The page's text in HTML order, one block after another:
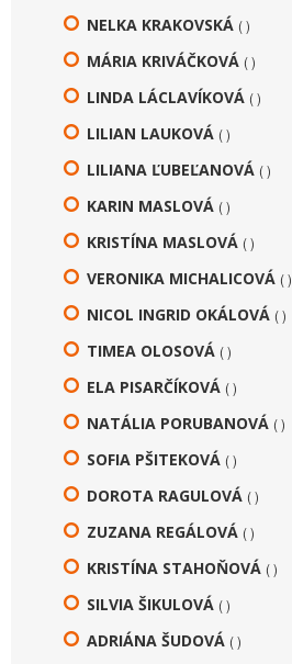
NELKA KRAKOVSKÁ ( )
MÁRIA KRIVÁČKOVÁ ( )
LINDA LÁCLAVÍKOVÁ ( )
LILIAN LAUKOVÁ ( )
LILIANA ĽUBEĽANOVÁ ( )
KARIN MASLOVÁ ( )
KRISTÍNA MASLOVÁ ( )
VERONIKA MICHALICOVÁ ( )
NICOL INGRID OKÁLOVÁ ( )
TIMEA OLOSOVÁ ( )
ELA PISARČÍKOVÁ ( )
NATÁLIA PORUBANOVÁ ( )
SOFIA PŠITEKOVÁ ( )
DOROTA RAGULOVÁ ( )
ZUZANA REGÁLOVÁ ( )
KRISTÍNA STAHOŇOVÁ ( )
SILVIA ŠIKULOVÁ ( )
ADRIÁNA ŠUDOVÁ ( )